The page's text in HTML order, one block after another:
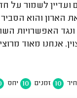
ועדיין לשמור על
הארון והוא
האפשרויות
אנחנו מאוד
10 זמנים 10 יחס